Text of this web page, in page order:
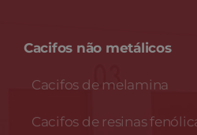
Cacifos não metálicos
Cacifos de melamina
Cacifos de resinas